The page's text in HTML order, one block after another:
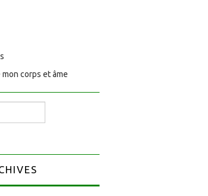
corps et âme